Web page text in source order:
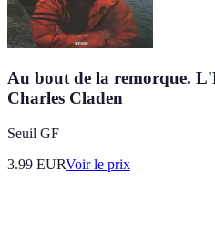
Au bout de la remorque.
Charles Claden
Seuil GF
3.99 EURVoir le prix